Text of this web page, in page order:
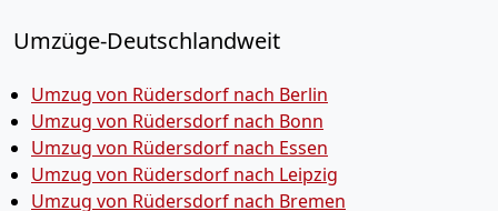
Umzüge-Deutschlandweit
Umzug von Rüdersdorf nach Berlin
Umzug von Rüdersdorf nach Bonn
Umzug von Rüdersdorf nach Essen
Umzug von Rüdersdorf nach Leipzig
Umzug von Rüdersdorf nach Bremen